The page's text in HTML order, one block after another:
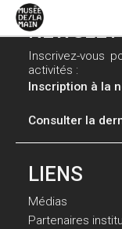
Inscrivez-vous
activités :
Inscription à la
Consulter la
LIENS
Médias
Partenaires